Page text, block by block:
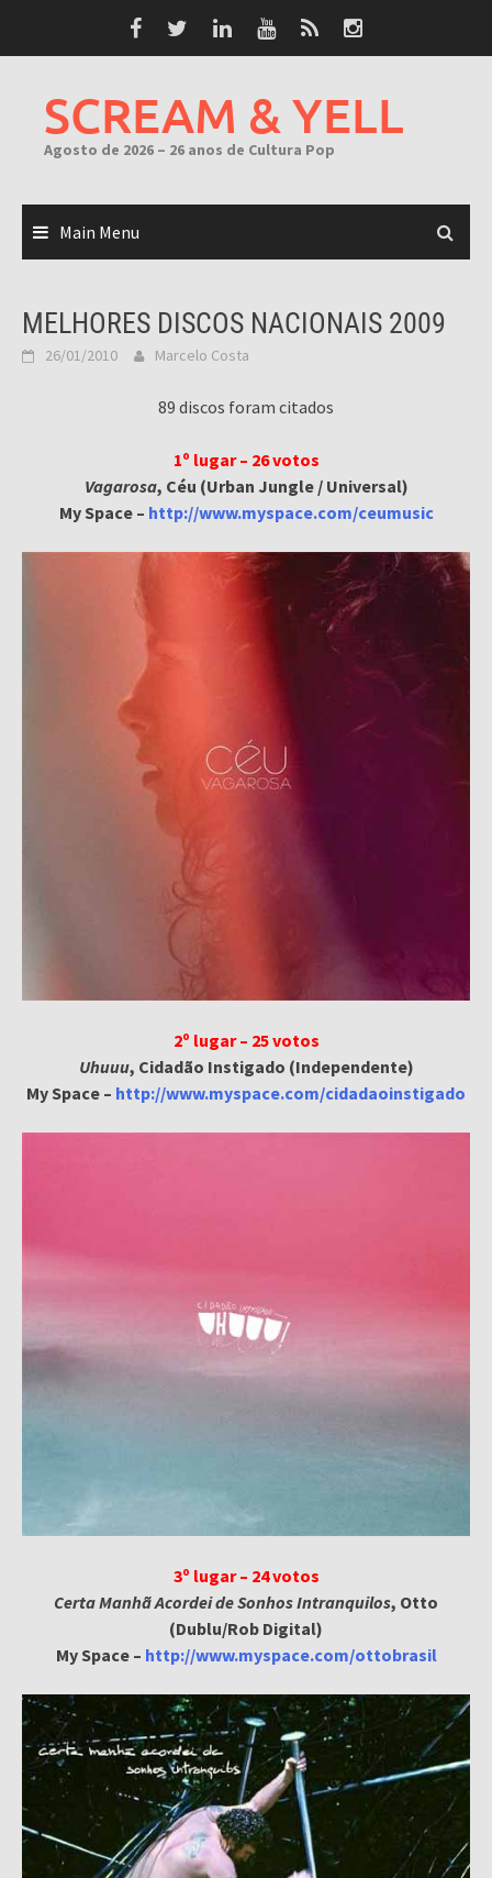
SCREAM & YELL
Agosto de 2026 – 26 anos de Cultura Pop
Main Menu
MELHORES DISCOS NACIONAIS 2009
26/01/2010 Marcelo Costa
89 discos foram citados
1º lugar – 26 votos
Vagarosa, Céu (Urban Jungle / Universal)
My Space – http://www.myspace.com/ceumusic
2º lugar – 25 votos
Uhuuu, Cidadão Instigado (Independente)
My Space – http://www.myspace.com/cidadaoinstigado
3º lugar – 24 votos
Certa Manhã Acordei de Sonhos Intranquilos, Otto
(Dublu/Rob Digital)
My Space – http://www.myspace.com/ottobrasil